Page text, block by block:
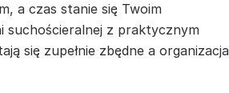
a czas stanie się Twoim
suchościeralnej z praktycznym
się zupełnie zbędne a organizacja